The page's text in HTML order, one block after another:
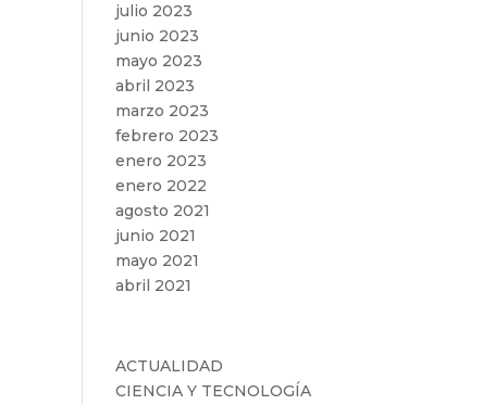
julio 2023
junio 2023
mayo 2023
abril 2023
marzo 2023
febrero 2023
enero 2023
enero 2022
agosto 2021
junio 2021
mayo 2021
abril 2021
ACTUALIDAD
CIENCIA Y TECNOLOGÍA